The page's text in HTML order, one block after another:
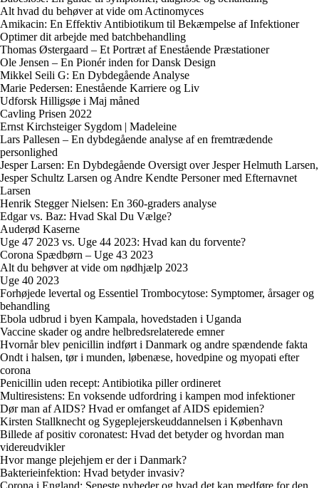
Alt hvad du behøver at vide om Actinomyces
Amikacin: En Effektiv Antibiotikum til Bekæmpelse af Infektioner
Optimer dit arbejde med batchbehandling
Thomas Østergaard – Et Portræt af Enestående Præstationer
Ole Jensen – En Pionér inden for Dansk Design
Mikkel Seili G: En Dybdegående Analyse
Marie Pedersen: Enestående Karriere og Liv
Udforsk Hilligsøe i Maj måned
Cavling Prisen 2022
Ernst Kirchsteiger Sygdom | Madeleine
Lars Pallesen – En dybdegående analyse af en fremtrædende
personlighed
Jesper Larsen: En Dybdegående Oversigt over Jesper Helmuth Larsen,
Jesper Schultz Larsen og Andre Kendte Personer med Efternavnet
Larsen
Henrik Stegger Nielsen: En 360-graders analyse
Edgar vs. Baz: Hvad Skal Du Vælge?
Auderød Kaserne
Uge 47 2023 vs. Uge 44 2023: Hvad kan du forvente?
Corona Spædbørn – Uge 43 2023
Alt du behøver at vide om nødhjælp 2023
Uge 40 2023
Forhøjede levertal og Essentiel Trombocytose: Symptomer, årsager og
behandling
Ebola udbrud i byen Kampala, hovedstaden i Uganda
Vaccine skader og andre helbredsrelaterede emner
Hvornår blev penicillin indført i Danmark og andre spændende fakta
Ondt i halsen, tør i munden, løbenæse, hovedpine og myopati efter
corona
Penicillin uden recept: Antibiotika piller ordineret
Multiresistens: En voksende udfordring i kampen mod infektioner
Dør man af AIDS? Hvad er omfanget af AIDS epidemien?
Kirsten Stallknecht og Sygeplejerskeuddannelsen i København
Billede af positiv coronatest: Hvad det betyder og hvordan man
videreudvikler
Hvor mange plejehjem er der i Danmark?
Bakterieinfektion: Hvad betyder invasiv?
Corona i England: Seneste nyheder og hvad det kan medføre for den